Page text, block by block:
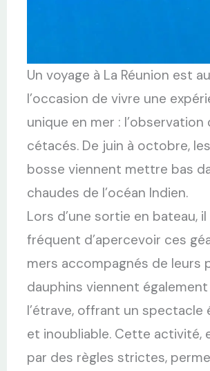
Un voyage à La Réunion est
l’occasion de vivre une
unique en mer : l’observation
cétacés. De juin à octobre,
bosse viennent mettre bas
chaudes de l’océan Indien.
Lors d’une sortie en bateau,
fréquent d’apercevoir ces
mers accompagnés de leurs
dauphins viennent
l’étrave, offrant un spectacle
et inoubliable. Cette activité,
par des règles strictes,